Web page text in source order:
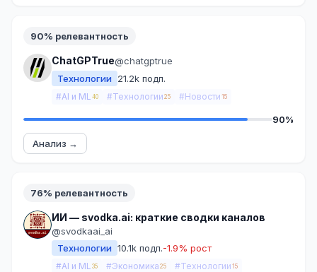
90% релевантность
ChatGPTrue@chatgptrue
Технологии
21.2k подп.
#AI и ML 40 #Технологии 25 #Новости 15
90%
Анализ →
76% релевантность
ИИ — svodka.ai: краткие сводки каналов
@svodkaai_ai
Технологии 10.1k подп.-1.9% рост
#AI и ML 35 #Экономика 25 #Технологии 15